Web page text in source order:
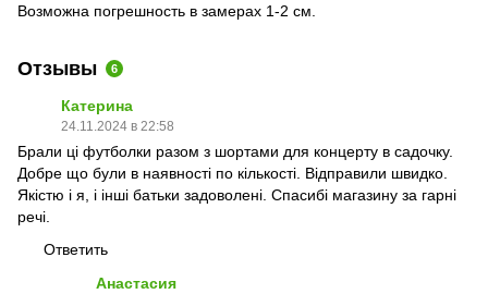
Возможна погрешность в замерах 1-2 см.
Отзывы 6
Катерина
24.11.2024 в 22:58
Брали ці футболки разом з шортами для концерту в садочку.
Добре що були в наявності по кількості. Відправили швидко.
Якістю і я, і інші батьки задоволені. Спасибі магазину за гарні
речі.
Ответить
Анастасия